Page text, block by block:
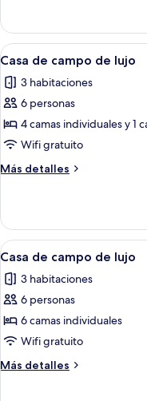
de
lujo
Abrir
todas
las
fotos
de
Casa
de
campo
lujo
6
Casa de campo de lujo
3 habitaciones
6 personas
4 camas individuales y 1
Wifi gratuito
Más detalles
Más
de
campo
de
Abrir
todas
las
fotos
de
Casa
de
campo
7
Casa de campo de lujo
3 habitaciones
6 personas
6 camas individuales
Wifi gratuito
Más detalles
Más